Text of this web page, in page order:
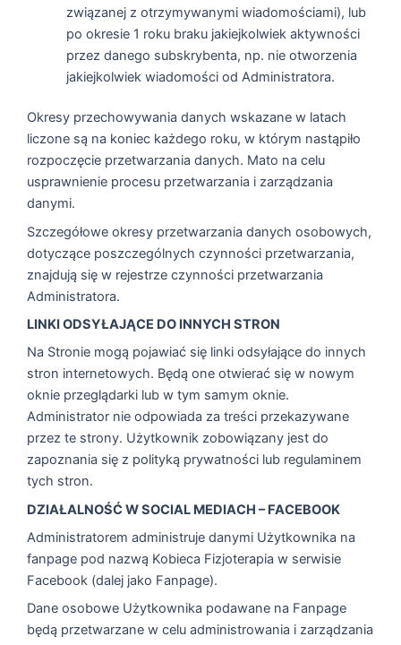
związanej z otrzymywanymi wiadomościami), lub
po okresie 1 roku braku jakiejkolwiek aktywności
przez danego subskrybenta, np. nie otworzenia
jakiejkolwiek wiadomości od Administratora.
Okresy przechowywania danych wskazane w latach
liczone są na koniec każdego roku, w którym nastąpiło
rozpoczęcie przetwarzania danych. Mato na celu
usprawnienie procesu przetwarzania i zarządzania
danymi.
Szczegółowe okresy przetwarzania danych osobowych,
dotyczące poszczególnych czynności przetwarzania,
znajdują się w rejestrze czynności przetwarzania
Administratora.
LINKI ODSYŁAJĄCE DO INNYCH STRON
Na Stronie mogą pojawiać się linki odsyłające do innych
stron internetowych. Będą one otwierać się w nowym
oknie przeglądarki lub w tym samym oknie.
Administrator nie odpowiada za treści przekazywane
przez te strony. Użytkownik zobowiązany jest do
zapoznania się z polityką prywatności lub regulaminem
tych stron.
DZIAŁALNOŚĆ W SOCIAL MEDIACH – FACEBOOK
Administratorem administruje danymi Użytkownika na
fanpage pod nazwą Kobieca Fizjoterapia w serwisie
Facebook (dalej jako Fanpage).
Dane osobowe Użytkownika podawane na Fanpage
będą przetwarzane w celu administrowania i zarządzania